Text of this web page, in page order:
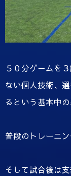
５０分ゲームを
ない個人技術、
るという基本中
普段のトレーニ
そして試合後は